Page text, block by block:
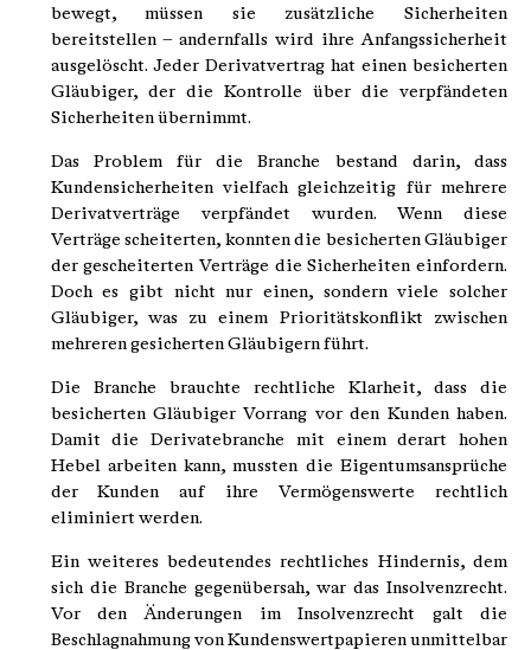
bewegt, müssen sie zusätzliche Sicherheiten
bereitstellen – andernfalls wird ihre Anfangssicherheit
ausgelöscht. Jeder Derivatvertrag hat einen besicherten
Gläubiger, der die Kontrolle über die verpfändeten
Sicherheiten übernimmt.
Das Problem für die Branche bestand darin, dass
Kundensicherheiten vielfach gleichzeitig für mehrere
Derivatverträge verpfändet wurden. Wenn diese
Verträge scheiterten, konnten die besicherten Gläubiger
der gescheiterten Verträge die Sicherheiten einfordern.
Doch es gibt nicht nur einen, sondern viele solcher
Gläubiger, was zu einem Prioritätskonflikt zwischen
mehreren gesicherten Gläubigern führt.
Die Branche brauchte rechtliche Klarheit, dass die
besicherten Gläubiger Vorrang vor den Kunden haben.
Damit die Derivatebranche mit einem derart hohen
Hebel arbeiten kann, mussten die Eigentumsansprüche
der Kunden auf ihre Vermögenswerte rechtlich
eliminiert werden.
Ein weiteres bedeutendes rechtliches Hindernis, dem
sich die Branche gegenübersah, war das Insolvenzrecht.
Vor den Änderungen im Insolvenzrecht galt die
Beschlagnahmung von Kundenswertpapieren unmittelbar